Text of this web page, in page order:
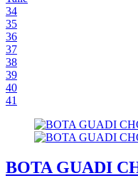
34
35
36
37
38
39
40
41
BOTA GUADI